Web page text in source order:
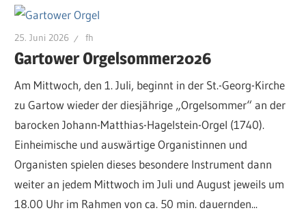
25. Juni 2026 fh
Gartower Orgelsommer2026
Am Mittwoch, den 1. Juli, beginnt in der St.-Georg-Kirche
zu Gartow wieder der diesjährige „Orgelsommer“ an der
barocken Johann-Matthias-Hagelstein-Orgel (1740).
Einheimische und auswärtige Organistinnen und
Organisten spielen dieses besondere Instrument dann
weiter an jedem Mittwoch im Juli und August jeweils um
18.00 Uhr im Rahmen von ca. 50 min. dauernden...